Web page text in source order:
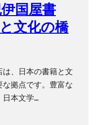
国屋書
文化の橋
、日本の書籍と文
拠点です。豊富な
日本文学…